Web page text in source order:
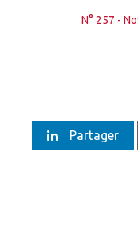
N° 257 -
Partager